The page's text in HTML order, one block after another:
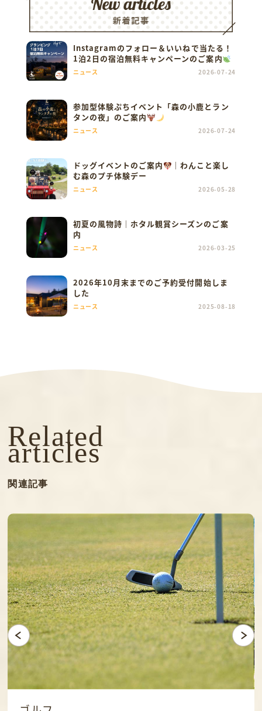
Instagramのフォロー＆いいねで当たる！
1泊2日の宿泊無料キャンペーンのご案内
ニュース 2026-07-24
参加型体験ぷちイベント「森の小鹿とラン
タンの夜」のご案内
ニュース 2026-07-24
ドッグイベントのご案内
｜わんこと楽し
む森のプチ体験デー
ニュース 2026-05-28
初夏の風物詩｜ホタル観賞シーズンのご案
内
ニュース 2026-03-25
2026年10月末までのご予約受付開始しま
した
ニュース 2025-08-18
Related
articles
関連記事